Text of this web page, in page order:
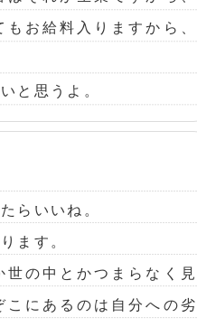
お給料入りますから、
と思うよ。
らいいね。
ます。
世の中とかつまらなく見
こにあるのは自分への劣